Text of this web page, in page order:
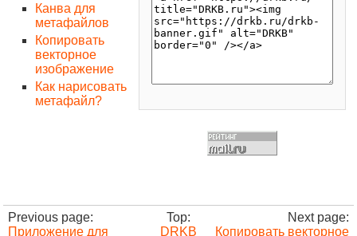
Канва для
метафайлов
Копировать
векторное
изображение
Как нарисовать
метафайл?
Previous page:
Приложение для
Top:
DRKB
Next page:
Копировать векторное